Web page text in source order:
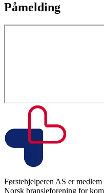
Påmelding
Førstehjelperen AS er
Norsk bransjeforening for